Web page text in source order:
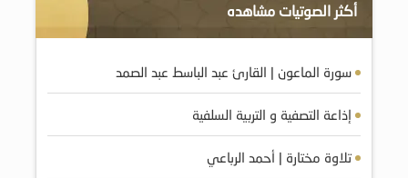
أكثر الصوتيات مشاهده
سورة الماعون | القارئ عبد الباسط عبد الصمد
إذاعة التصفية و التربية السلفية
تلاوة مختارة | أحمد الرباعي